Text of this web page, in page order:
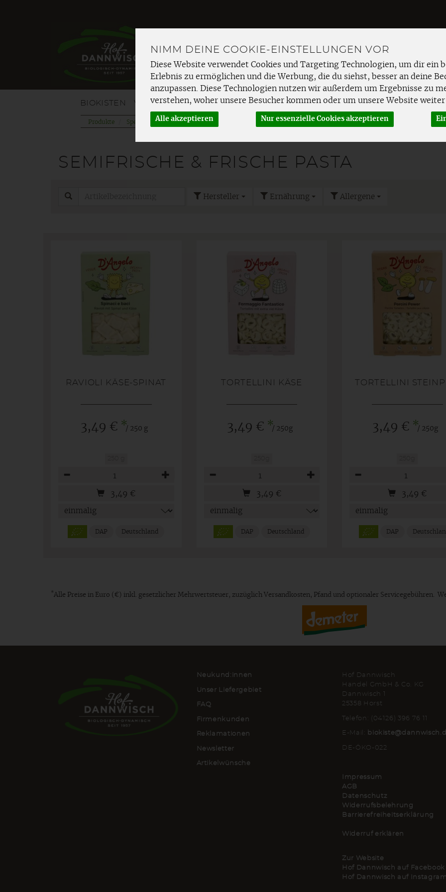
NIMM DEINE COOKIE-EINSTELLUNGEN VOR
Diese Website verwendet Cookies und Targeting Technologien, um dir ein
Erlebnis zu ermöglichen und die Werbung, die du siehst, besser an deine
anzupassen. Diese Technologien nutzen wir außerdem um Ergebnisse zu
verstehen, woher unsere Besucher kommen oder um unsere Website
Alle akzeptieren Nur essenzielle Cookies akzeptieren
Produkt
BIOKISTEN VOM HOF OBST GEMÜSE FRISCHETHEKE SPEISEKAMMER
Produkte Speisekammer Nudeln & Teigwaren semifrische & frische Pasta
SEMIFRISCHE & FRISCHE PASTA
Hersteller Ernährung Allergene
RAVIOLI KÄSE-SPINAT
3,49 € */ 250 g
3,49 €
DAP Deutschland
TORTELLINI KÄSE
3,49 € */ 250g
3,49 €
DAP Deutschland
TORTELLINI
3,49 € */ 250g
3,49 €
DAP
* Alle Preise in Euro (€) inkl. gesetzlicher Mehrwertsteuer, zuzüglich Versandkosten, Pfand und optionaler Servicegebühren.
Neukund:innen
Unser Liefergebiet
FAQ
Firmenkunden
Reklamationen
Newsletter
Artikelwünsche
Hof Dannwisch
Handel GmbH & Co. KG
Dannwisch 1
25358 Horst
Telefon: (04126) 396 76 11
E-Mail:
DE-ÖKO-022
Impressum
AGB
Datenschutz
Widerrufsbelehrung
Barrierefreiheitserklärung
Widerruf erklären
Zur Website
Hof Dannwisch auf Facebook
Hof Dannwisch auf